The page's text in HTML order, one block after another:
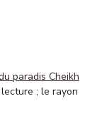
paradis Cheikh
; le rayon